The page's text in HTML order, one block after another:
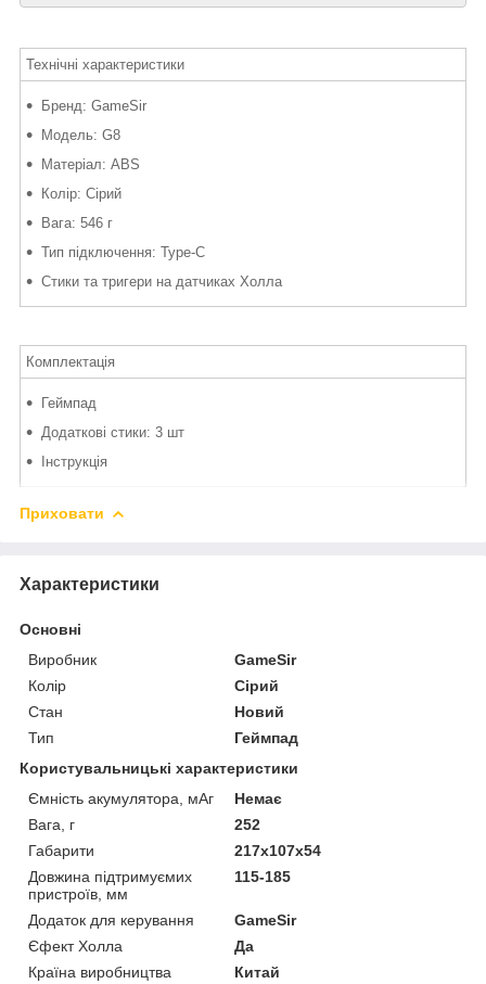
Технічні характеристики
Бренд: GameSir
Модель: G8
Матеріал: ABS
Колір: Сірий
Вага: 546 г
Тип підключення: Type-C
Стики та тригери на датчиках Холла
Комплектація
Геймпад
Додаткові стики: 3 шт
Інструкція
Приховати
Характеристики
Основні
Виробник
GameSir
Колір
Сірий
Стан
Новий
Тип
Геймпад
Користувальницькі характеристики
Ємність акумулятора, мАг
Немає
Вага, г
252
Габарити
217х107х54
Довжина підтримуємих
пристроїв, мм
115-185
Додаток для керування
GameSir
Єфект Холла
Да
Країна виробництва
Китай